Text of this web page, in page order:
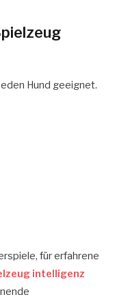
Hund geeignet.
für erfahrene
intelligenz